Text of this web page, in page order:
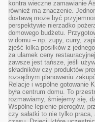
kontra wieczne zamawianie
również ma znaczenie.
dostawą może być
perspektywie nierzadko
domowego budżetu.
w domu – np. zupy, curry,
zjeść kilka posiłków z
za ułamek ceny
zawsze jest tańsze, jeśli
składników czy produktów
rozsądnym planowaniu
Relacje i wspólne gotowanie
była centrum domu. To
rozmawiamy, śmiejemy się,
Wspólne lepienie pierogów,
czy sałatki to nie tylko praca,